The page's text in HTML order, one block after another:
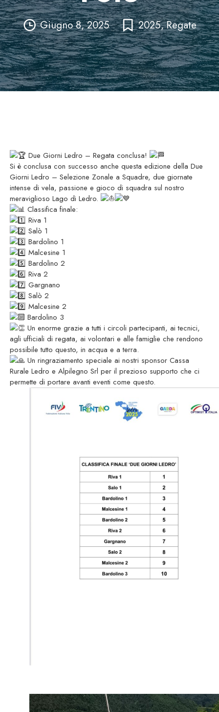
Giugno 8, 2025 2025,Regate
Due Giorni Ledro – Regata conclusa!
Si è conclusa con successo anche questa edizione della Due
Giorni Ledro – Selezione Zonale a Squadre, due giornate
intense di vela, passione e gioco di squadra sul nostro
meraviglioso Lago di Ledro.
Classifica finale:
Riva 1
Salò 1
Bardolino 1
Malcesine 1
Bardolino 2
Riva 2
Gargnano
Salò 2
Malcesine 2
Bardolino 3
Un enorme grazie a tutti i circoli partecipanti, ai tecnici,
agli ufficiali di regata, ai volontari e alle famiglie che rendono
possibile tutto questo, in acqua e a terra.
Un ringraziamento speciale ai nostri sponsor Cassa
Rurale Ledro e Alpilegno Srl per il prezioso supporto che ci
permette di portare avanti eventi come questo.